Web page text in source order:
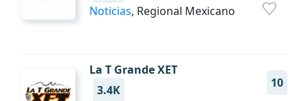
Noticias, Regional Mexicano
La T Grande XET
10
3.4K